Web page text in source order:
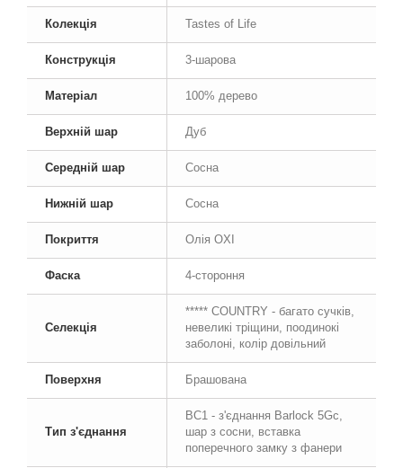
Колекція Tastes of Life
Конструкція 3-шарова
Матеріал 100% дерево
Верхній шар Дуб
Середній шар Сосна
Нижній шар Сосна
Покриття Олія OXI
Фаска 4-стороння
Селекція
***** COUNTRY - багато сучків,
невеликі тріщини, поодинокі
заболоні, колір довільний
Поверхня Брашована
Тип з'єднання
BC1 - з'єднання Barlock 5Gc,
шар з сосни, вставка
поперечного замку з фанери